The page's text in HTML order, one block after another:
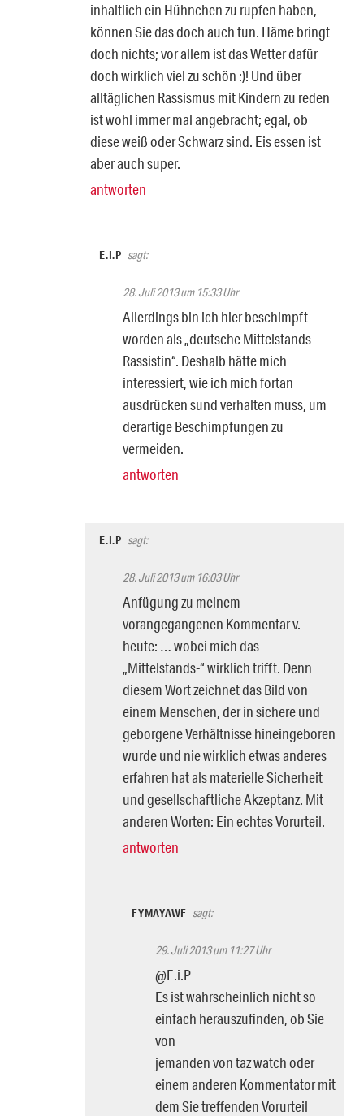
inhaltlich ein Hühnchen zu rupfen haben,
können Sie das doch auch tun. Häme bringt
doch nichts; vor allem ist das Wetter dafür
doch wirklich viel zu schön :)! Und über
alltäglichen Rassismus mit Kindern zu reden
ist wohl immer mal angebracht; egal, ob
diese weiß oder Schwarz sind. Eis essen ist
aber auch super.
antworten
E.I.P sagt:
28. Juli 2013 um 15:33 Uhr
Allerdings bin ich hier beschimpft
worden als „deutsche Mittelstands-
Rassistin“. Deshalb hätte mich
interessiert, wie ich mich fortan
ausdrücken sund verhalten muss, um
derartige Beschimpfungen zu
vermeiden.
antworten
E.I.P sagt:
28. Juli 2013 um 16:03 Uhr
Anfügung zu meinem
vorangegangenen Kommentar v.
heute: … wobei mich das
„Mittelstands-“ wirklich trifft. Denn
diesem Wort zeichnet das Bild von
einem Menschen, der in sichere und
geborgene Verhältnisse hineingeboren
wurde und nie wirklich etwas anderes
erfahren hat als materielle Sicherheit
und gesellschaftliche Akzeptanz. Mit
anderen Worten: Ein echtes Vorurteil.
antworten
FYMAYAWF sagt:
29. Juli 2013 um 11:27 Uhr
@E.i.P
Es ist wahrscheinlich nicht so
einfach herauszufinden, ob Sie
von
jemanden von taz watch oder
einem anderen Kommentator mit
dem Sie treffenden Vorurteil